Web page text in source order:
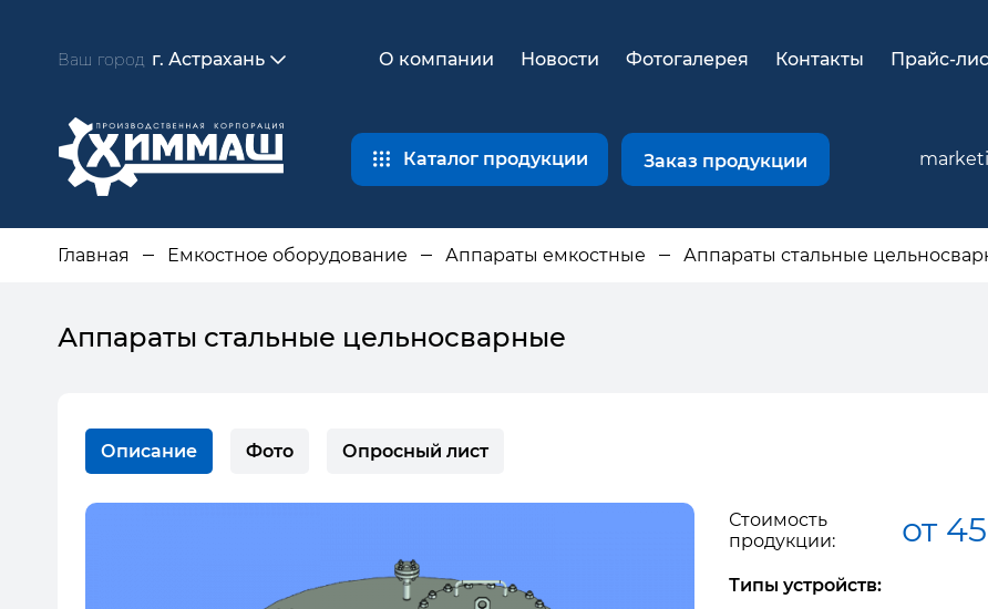
Ваш город г. Астрахань О компании Новости Фотогалерея Контакты Прайс-
Каталог продукции Заказ продукции
Главная Емкостное оборудование Аппараты емкостные Аппараты стальные
Аппараты стальные цельносварные
Описание Фото Опросный лист
Стоимость
продукции:
от
Типы устройств: